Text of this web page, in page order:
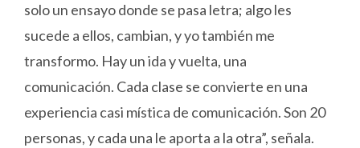
solo un ensayo donde se pasa letra; algo les
sucede a ellos, cambian, y yo también me
transformo. Hay un ida y vuelta, una
comunicación. Cada clase se convierte en una
experiencia casi mística de comunicación. Son 20
personas, y cada una le aporta a la otra”, señala.